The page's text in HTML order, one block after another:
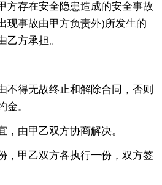
方存在安全隐患造成的安全事故
现事故由甲方负责外)所发生的
乙方承担。
得无故终止和解除合同，否则
金。
由甲乙双方协商解决。
甲乙双方各执行一份，双方签